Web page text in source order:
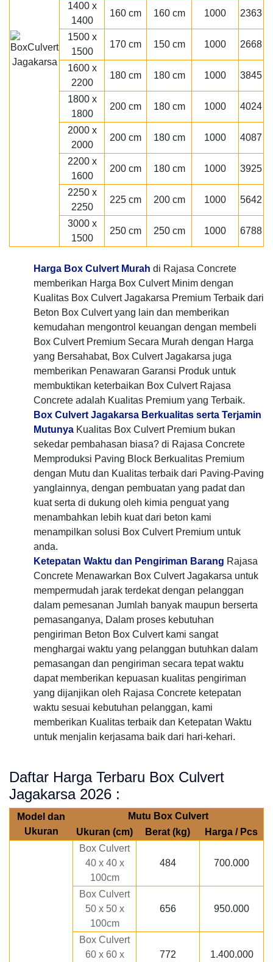
1400 x
1400
160 cm 160 cm 1000 2363
1500 x
1500
170 cm 150 cm 1000 2668
1600 x
2200
180 cm 180 cm 1000 3845
1800 x
1800
200 cm 180 cm 1000 4024
2000 x
2000
200 cm 180 cm 1000 4087
2200 x
1600
200 cm 180 cm 1000 3925
2250 x
2250
225 cm 200 cm 1000 5642
3000 x
1500
250 cm 250 cm 1000 6788
Harga Box Culvert Murah di Rajasa Concrete
memberikan Harga Box Culvert Minim dengan
Kualitas Box Culvert Jagakarsa Premium Terbaik dari
Beton Box Culvert yang lain dan memberikan
kemudahan mengontrol keuangan dengan membeli
Box Culvert Premium Secara Murah dengan Harga
yang Bersahabat, Box Culvert Jagakarsa juga
memberikan Penawaran Garansi Produk untuk
membuktikan keterbaikan Box Culvert Rajasa
Concrete adalah Kualitas Premium yang Terbaik.
Box Culvert Jagakarsa Berkualitas serta Terjamin
Mutunya Kualitas Box Culvert Premium bukan
sekedar pembahasan biasa? di Rajasa Concrete
Memproduksi Paving Block Berkualitas Premium
dengan Mutu dan Kualitas terbaik dari Paving-Paving
yanglainnya, dengan pembuatan yang padat dan
kuat serta di dukung oleh kimia penguat yang
menambahkan lebih kuat dari beton kami
menampilkan solusi Box Culvert Premium untuk
anda.
Ketepatan Waktu dan Pengiriman Barang Rajasa
Concrete Menawarkan Box Culvert Jagakarsa untuk
mempermudah jarak terdekat dengan pelanggan
dalam pemesanan Jumlah banyak maupun berserta
pemasanganya, Dalam proses kebutuhan
pengiriman Beton Box Culvert kami sangat
menghargai waktu yang pelanggan butuhkan dalam
pemasangan dan pengiriman secara tepat waktu
dapat memberikan kepuasan kualitas pengiriman
yang dijanjikan oleh Rajasa Concrete ketepatan
waktu sesuai kebutuhan pelanggan, kami
memberikan Kualitas terbaik dan Ketepatan Waktu
untuk menjalin kerjasama baik dari hari-kehari.
Daftar Harga Terbaru Box Culvert
Jagakarsa 2026 :
Model dan
Ukuran
Mutu Box Culvert
Ukuran (cm)
Berat (kg)
Harga / Pcs
Box Culvert
40 x 40 x
100cm
484 700.000
Box Culvert
50 x 50 x
100cm
656 950.000
Box Culvert
60 x 60 x
772 1.400.000